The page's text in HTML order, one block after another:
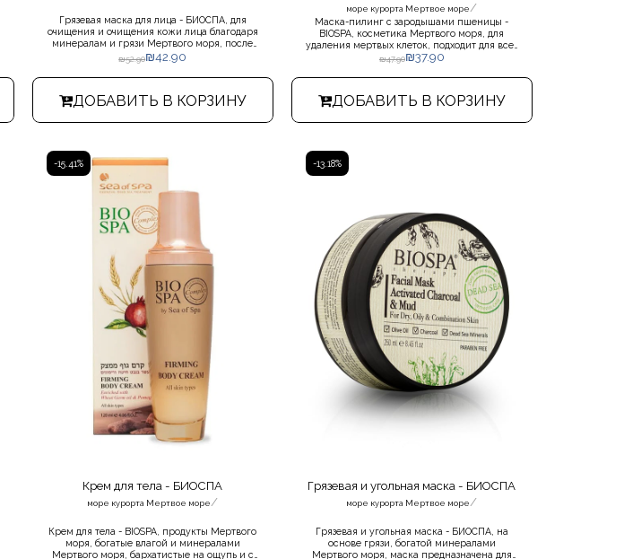
Грязевая маска для лица - БИОСПА, для
очищения и очищения кожи лица благодаря
минералам и грязи Мертвого моря, после
обработки грязевой маской кожа лица
выглядит чудесно: яркой, сияющей, гладкой
и полной жизни.
₪52.90₪42.90
ДОБАВИТЬ В КОРЗИНУ
море курорта Мертвое море/
Маска-пилинг с зародышами пшеницы -
BIOSPA, косметика Мертвого моря, для
удаления мертвых клеток, подходит для всех
типов кожи.
₪47.90₪37.90
ДОБАВИТЬ В КОРЗИНУ
-15.41%
Крем для тела - БИОСПА
море курорта Мертвое море/
Крем для тела - BIOSPA, продукты Мертвого
моря, богатые влагой и минералами
Мертвого моря, бархатистые на ощупь и с
-13.18%
Грязевая и угольная маска - БИОСПА
море курорта Мертвое море/
Грязевая и угольная маска - БИОСПА, на
основе грязи, богатой минералами
Мертвого моря, маска предназначена для